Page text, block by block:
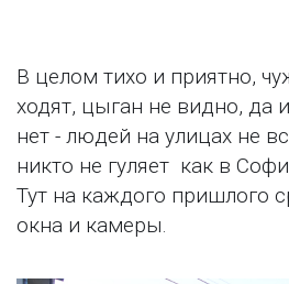
В целом тихо и приятно,
ходят, цыган не видно, да
нет - людей на улицах не
никто не гуляет как в
Тут на каждого пришлого
окна и камеры.